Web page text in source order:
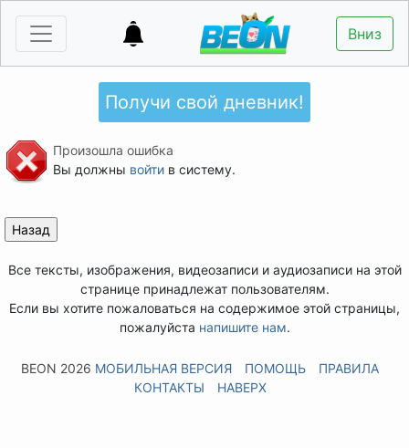
Вниз
Получи свой дневник!
Произошла ошибка
Вы должны войтив систему.
Все тексты, изображения, видеозаписи и аудиозаписи на этой
странице принадлежат пользователям.
Если вы хотите пожаловаться на содержимое этой страницы,
пожалуйста напишите нам.
BEON 2026 МОБИЛЬНАЯ ВЕРСИЯ ПОМОЩЬ
ПРАВИЛА
КОНТАКТЫ
НАВЕРХ